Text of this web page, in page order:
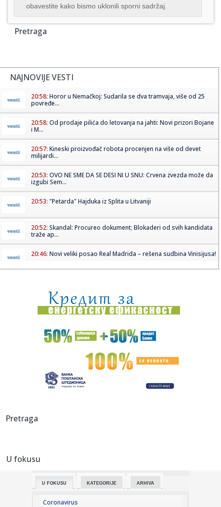
obavestite kako bismo uklonili sporni sadržaj.
Pretraga
NAJNOVIJE VESTI
20:58: Horor u Nemačkoj: Sudarila se dva tramvaja, više od 25
povređe...
20:58: Od prodaje pilića do letovanja na jahti: Novi prizori Bojane
i M...
20:57: Kineski proizvođač robota procenjen na više od devet
milijardi...
20:53: OVO NE SME DA SE DESI NI U SNU: Crvena zvezda može da
izgubi Sem...
20:53: "Petarda" Hajduka iz Splita u Litvaniji
20:52: Skandal: Procureo dokument; Blokaderi od svih kandidata
traže ap...
20:46: Novi veliki posao Real Madrida – rešena sudbina Vinisijusa!
20:45:Vučić najavio veliki skup u Novom Sadu: Očekujem pobedu
na niv...
20:44:Fotelja mu visi o koncu: Zbog čega se republikanci okreću
proti...
Ako postoji jedan komad koji ćete nositi godinama, to je
20:37:PARKER NE ODUSTAJE OD SNA: Želi ono što Asvel čeka
20:28:
20:27:
Smailagić je predstavljen - više nema dileme gde nastavlja
Pretraga
U fokusu
U FOKUSU KATEGORIJE ARHIVA
Coronavirus